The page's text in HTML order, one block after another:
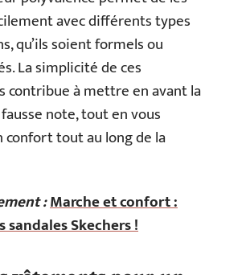
avec différents types
qu’ils soient formels ou
La simplicité de ces
contribue à mettre en avant la
note, tout en vous
confort tout au long de la
:Marche et confort :
sandales Skechers !